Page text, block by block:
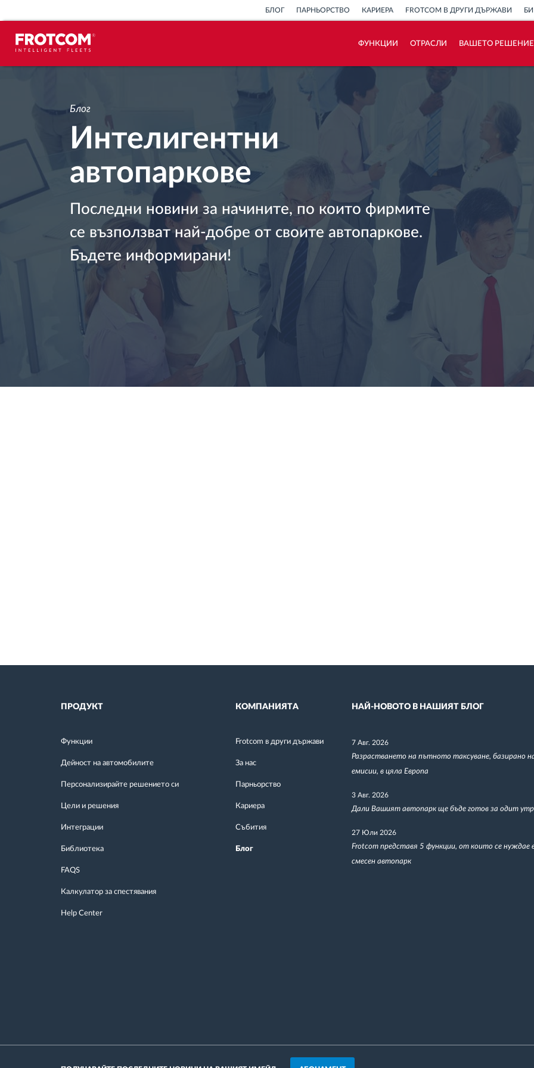
БЛОГ ПАРНЬОРСТВО КАРИЕРА FROTCOM В ДРУГИ ДЪРЖАВИ
ФУНКЦИИ ОТРАСЛИ ВАШЕТО РЕШЕНИЕ
датчиците
Анализ на стила на шофиране
Наблюдение на времената за
Управление на работната сила
Дистанционно сваляне на данни от
тахограф
Контрол на достъпа
Как отговаряме на нуждите на всяка
Калкулатор за спестявания
Блог
Интелигентни
автопаркове
Последни новини за начините, по които фирмите
се възползват най-добре от своите автопаркове.
Бъдете информирани!
ПРОДУКТ
Функции
Дейност на автомобилите
Персонализирайте решението си
Цели и решения
Интеграции
Библиотека
FAQS
Калкулатор за спестявания
Help Center
КОМПАНИЯТА
Frotcom в други държави
За нас
Парньорство
Кариера
Събития
Блог
НАЙ-НОВОТО В НАШИЯТ БЛОГ
7 Авг. 2026
Разрастването на пътното таксуване, базирано
емисии, в цяла Европа
3 Авг. 2026
Дали Вашият автопарк ще бъде готов за одит
27 Юли 2026
Frotcom представя 5 функции, от които се нуждае
смесен автопарк